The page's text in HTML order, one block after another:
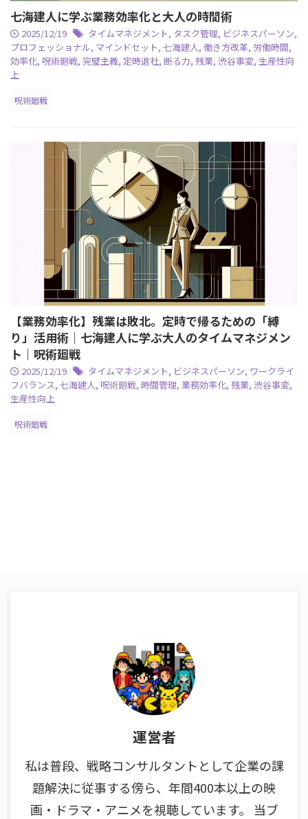
七海建人に学ぶ業務効率化と大人の時間術
2025/12/19 タイムマネジメント, タスク管理, ビジネスパーソン,
プロフェッショナル, マインドセット, 七海建人, 働き方改革, 労働時間,
効率化, 呪術廻戦, 完璧主義, 定時退社, 断る力, 残業, 渋谷事変, 生産性向
上
呪術廻戦
【業務効率化】残業は敗北。定時で帰るための「縛
り」活用術｜七海建人に学ぶ大人のタイムマネジメン
ト｜呪術廻戦
2025/12/19 タイムマネジメント, ビジネスパーソン, ワークライ
フバランス, 七海建人, 呪術廻戦, 時間管理, 業務効率化, 残業, 渋谷事変,
生産性向上
呪術廻戦
運営者
私は普段、戦略コンサルタントとして企業の課
題解決に従事する傍ら、年間400本以上の映
画・ドラマ・アニメを視聴しています。 当ブ